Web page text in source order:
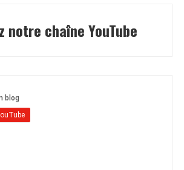
notre chaîne YouTube